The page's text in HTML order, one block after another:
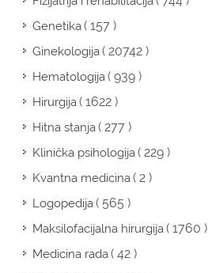
Genetika( 157 )
Ginekologija( 20742 )
Hematologija( 939 )
Hirurgija( 1622 )
Hitna stanja( 277 )
Klinička psihologija( 229 )
Kvantna medicina( 2 )
Logopedija( 565 )
Maksilofacijalna hirurgija( 1760 )
Medicina rada( 42 )